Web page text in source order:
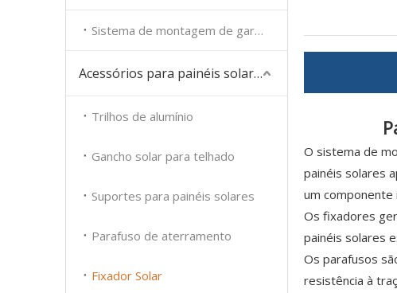
Sistema de montagem de garagem
Acessórios para painéis solares
Trilhos de alumínio
Gancho solar para telhado
Suportes para painéis solares
Parafuso de aterramento
Fixador Solar
O sistema de
painéis solares
um
Os fixadores
painéis solares
Os parafusos
resistência à